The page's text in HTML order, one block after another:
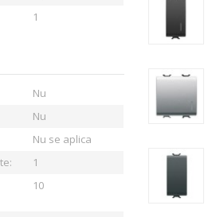
1
Nu
Nu
Nu se aplica
1
10